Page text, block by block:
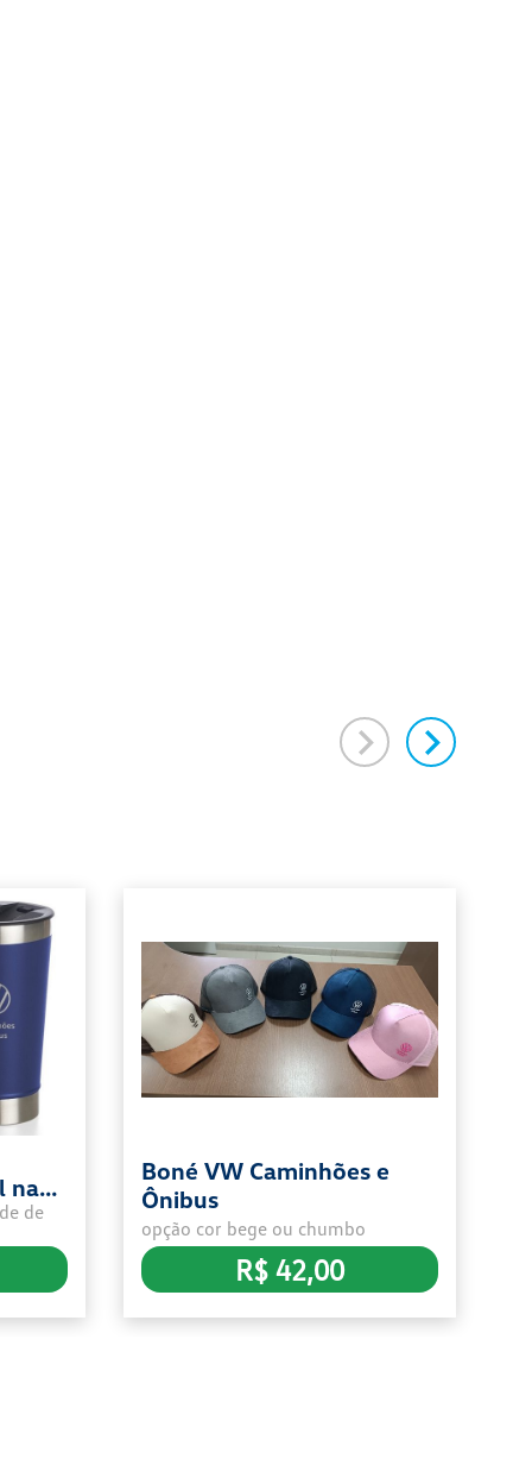
nas
e
de
Boné VW Caminhões e
Ônibus
opção cor bege ou chumbo
R$ 42,00